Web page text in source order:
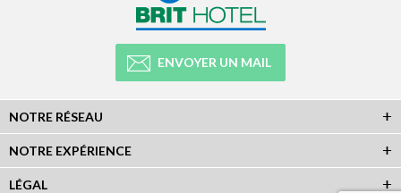
ENVOYER UN MAIL
NOTRE RÉSEAU
NOTRE EXPÉRIENCE
LÉGAL